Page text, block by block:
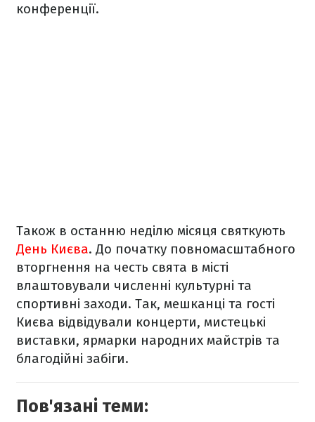
конференції.
Також в останню неділю місяця святкують
День Києва. До початку повномасштабного
вторгнення на честь свята в місті
влаштовували численні культурні та
спортивні заходи. Так, мешканці та гості
Києва відвідували концерти, мистецькі
виставки, ярмарки народних майстрів та
благодійні забіги.
Пов'язані теми: